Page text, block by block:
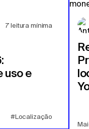
7 leitura mínima
uso e
#Localização